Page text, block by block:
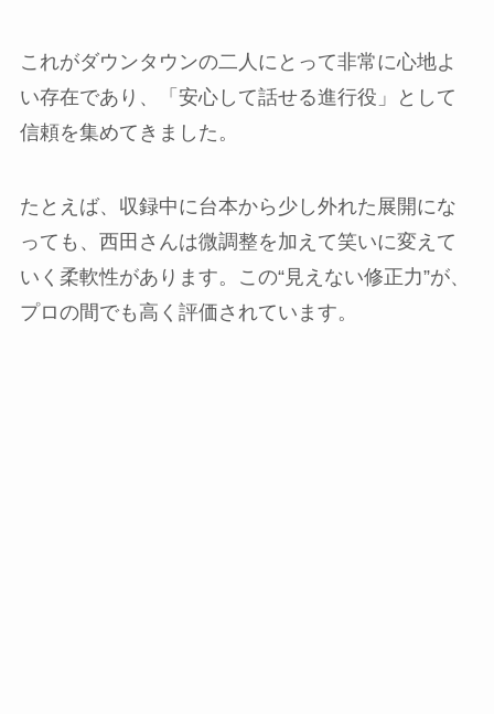
これがダウンタウンの二人にとって非常に心地よ
い存在であり、「安心して話せる進行役」として
信頼を集めてきました。
たとえば、収録中に台本から少し外れた展開にな
っても、西田さんは微調整を加えて笑いに変えて
いく柔軟性があります。この“見えない修正力”が、
プロの間でも高く評価されています。